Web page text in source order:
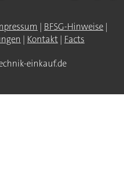
| BFSG-Hinweise |
| Kontakt | Facts
einkauf.de